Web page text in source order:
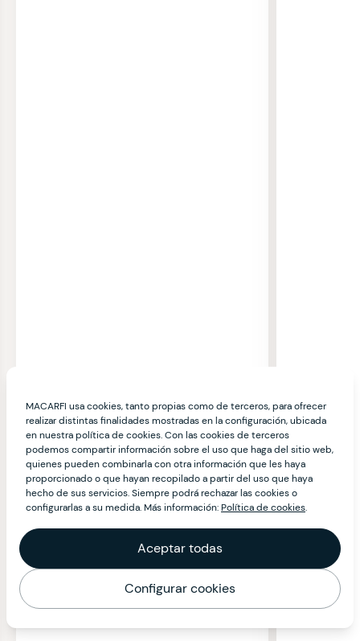
MACARFI usa cookies, tanto propias como de terceros, para ofrecer
realizar distintas finalidades mostradas en la configuración, ubicada
en nuestra política de cookies. Con las cookies de terceros
podemos compartir información sobre el uso que haga del sitio web,
quienes pueden combinarla con otra información que les haya
proporcionado o que hayan recopilado a partir del uso que haya
hecho de sus servicios. Siempre podrá rechazar las cookies o
configurarlas a su medida. Más información:Política de cookies.
Aceptar todas
Configurar cookies